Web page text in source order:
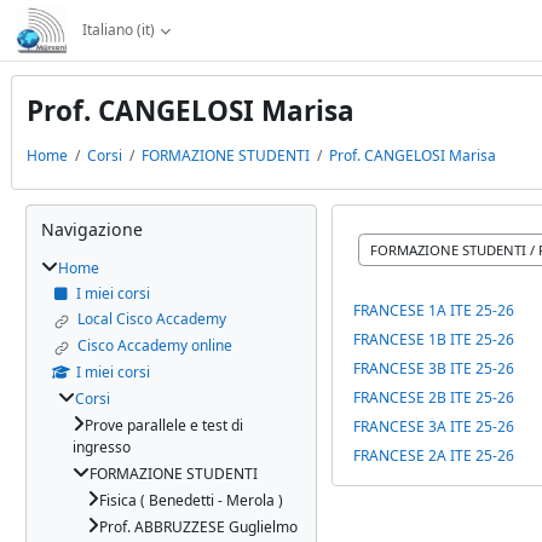
Vai al contenuto principale
Italiano ‎(it)‎
Prof. CANGELOSI Marisa
Home Corsi FORMAZIONE STUDENTI Prof. CANGELOSI Marisa
Categorie di corso
FRANCESE 1A ITE 25-26
FRANCESE 1B ITE 25-26
FRANCESE 3B ITE 25-26
FRANCESE 2B ITE 25-26
FRANCESE 3A ITE 25-26
FRANCESE 2A ITE 25-26
Blocchi
Salta Navigazione
Navigazione
Home
I miei corsi
Local Cisco Accademy
Cisco Accademy online
I miei corsi
Corsi
Prove parallele e test di
ingresso
FORMAZIONE STUDENTI
Fisica ( Benedetti - Merola )
Prof. ABBRUZZESE Guglielmo